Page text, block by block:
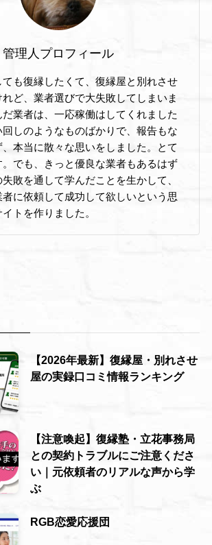
管理人プロフィール
も復縁したくて、復縁屋と別れさせ
ど、業者選びで大失敗してしまいま
だ業者は、一応稼働はしてくれました
しのようなものばかりで、報告もな
本当に散々な思いをしました。とて
。でも、きっと優良な業者もあるはず
敗を通して学んだことを生かして、
に依頼して成功して欲しいという思
トを作りました。
【2026年最新】復縁屋・別れさせ
屋の実録口コミ情報ランキング
【注意喚起】復縁塾・立花事務局
との契約トラブルにご注意くださ
い｜元依頼者のリアルな声から学
ぶ
RGB恋愛応援団